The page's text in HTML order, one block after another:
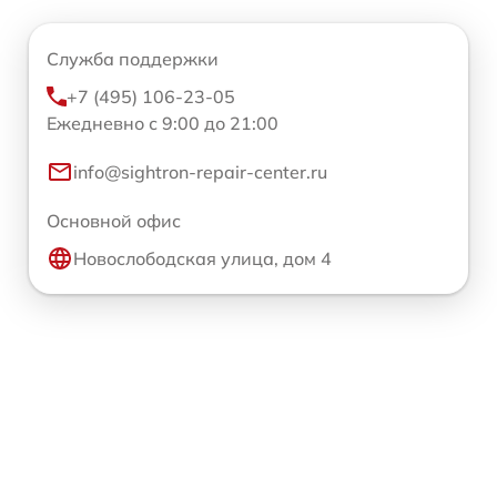
Служба поддержки
+7 (495) 106-23-05
Ежедневно с 9:00 до 21:00
info@sightron-repair-center.ru
Основной офис
Новослободская улица, дом 4